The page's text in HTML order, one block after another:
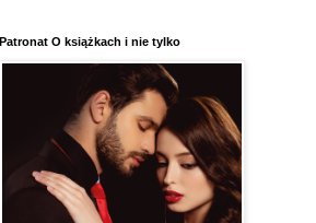
Patronat O książkach i nie tylko